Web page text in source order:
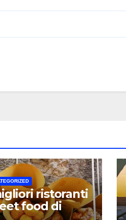
ristoranti
food di